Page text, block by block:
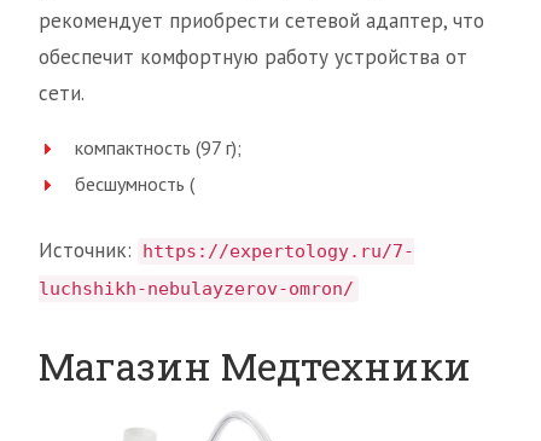
рекомендует приобрести сетевой адаптер, что
обеспечит комфортную работу устройства от
сети.
компактность (97 г);
бесшумность (
Источник:
https://expertology.ru/7-
luchshikh-nebulayzerov-omron/
Магазин Медтехники